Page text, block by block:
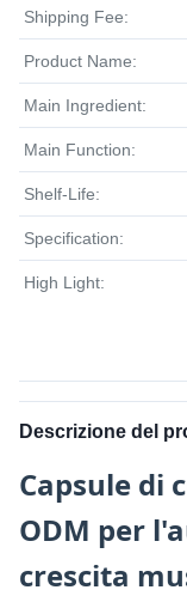
Shipping Fee:
Product Name:
Main Ingredient:
Main Function:
Shelf-Life:
Specification:
High Light:
Descrizione del
Capsule di
ODM per
crescita